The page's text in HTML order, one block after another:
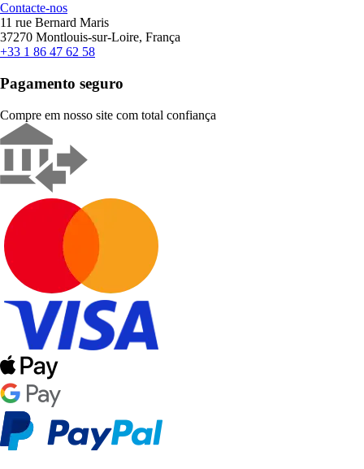
Contacte-nos
11 rue Bernard Maris
37270 Montlouis-sur-Loire, França
+33 1 86 47 62 58
Pagamento seguro
Compre em nosso site com total confiança